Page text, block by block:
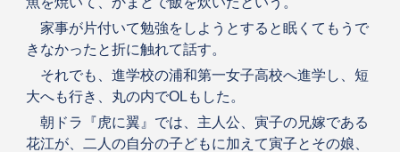
家事が片付いて勉強をしようとすると眠くてもうで
きなかったと折に触れて話す。
それでも、進学校の浦和第一女子高校へ進学し、短
大へも行き、丸の内でOLもした。
朝ドラ『虎に翼』では、主人公、寅子の兄嫁である
花江が、二人の自分の子どもに加えて寅子とその娘、